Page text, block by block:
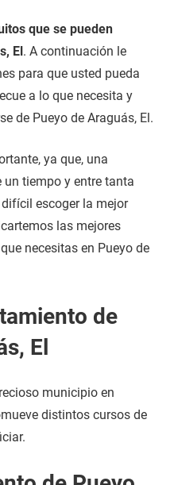
que se pueden
El. A continuación le
para que usted pueda
a lo que necesita y
de Pueyo de Araguás, El.
ya que, una
tiempo y entre tanta
escoger la mejor
las mejores
necesitas en Pueyo de
de
El
municipio en
distintos cursos de